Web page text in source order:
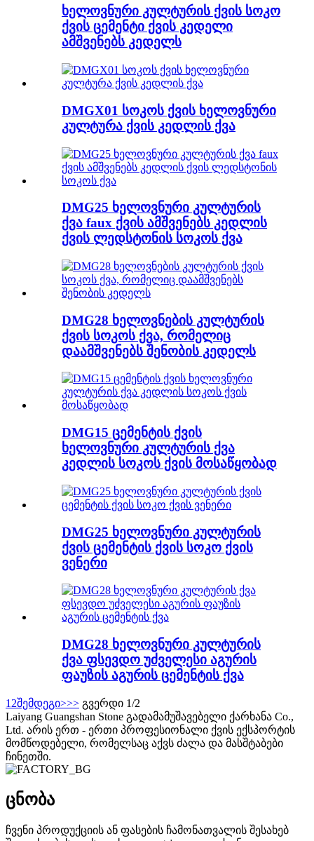
ხელოვნური კულტურის ქვის სოკო
ქვის ცემენტი ქვის კედელი
ამშვენებს კედელს
DMGX01 სოკოს ქვის ხელოვნური
კულტურა ქვის კედლის ქვა
DMG25 ხელოვნური კულტურის
ქვა faux ქვის ამშვენებს კედლის
ქვის ლედსტონის სოკოს ქვა
DMG28 ხელოვნების კულტურის
ქვის სოკოს ქვა, რომელიც
დაამშვენებს შენობის კედელს
DMG15 ცემენტის ქვის
ხელოვნური კულტურის ქვა
კედლის სოკოს ქვის მოსაწყობად
DMG25 ხელოვნური კულტურის
ქვის ცემენტის ქვის სოკო ქვის
ვენერი
DMG28 ხელოვნური კულტურის
ქვა ფსევდო უძველესი აგურის
ფაუზის აგურის ცემენტის ქვა
1 2შემდეგი>>> გვერდი 1/2
Laiyang Guangshan Stone გადამამუშავებელი ქარხანა Co.,
Ltd. არის ერთ - ერთი პროფესიონალი ქვის ექსპორტის
მომწოდებელი, რომელსაც აქვს ძალა და მასშტაბები
ჩინეთში.
ცნობა
ჩვენი პროდუქციის ან ფასების ჩამონათვალის შესახებ